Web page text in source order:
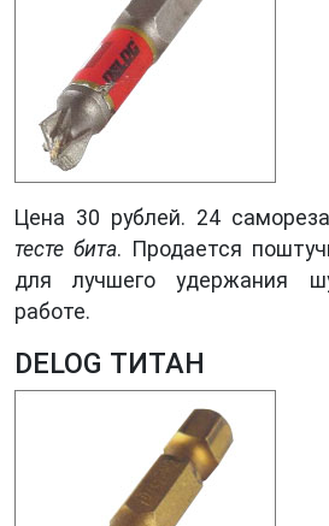
Цена 30 рублей. 24
тесте бита. Продается
для лучшего удержания
работе.
DELOG ТИТАН